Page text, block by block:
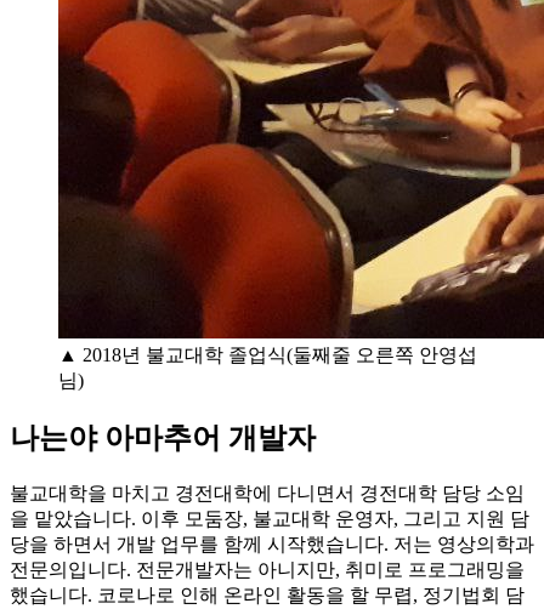
▲ 2018년 불교대학 졸업식(둘째줄 오른쪽 안영섭
님)
나는야 아마추어 개발자
불교대학을 마치고 경전대학에 다니면서 경전대학 담당 소임
을 맡았습니다. 이후 모둠장, 불교대학 운영자, 그리고 지원 담
당을 하면서 개발 업무를 함께 시작했습니다. 저는 영상의학과
전문의입니다. 전문개발자는 아니지만, 취미로 프로그래밍을
했습니다. 코로나로 인해 온라인 활동을 할 무렵, 정기법회 담